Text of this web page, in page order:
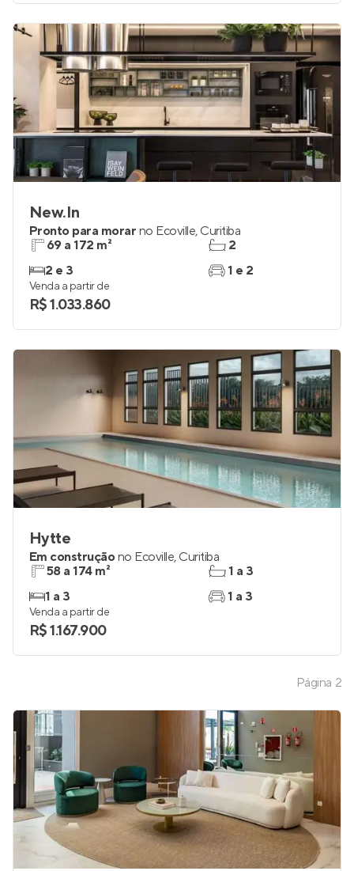
Página 2
New.In
Pronto para morar no Ecoville, Curitiba
69 a 172 m²
2 e 3
2
1 e 2
Venda a partir de
R$ 1.033.860
Hytte
Em construçãono Ecoville, Curitiba
58 a 174 m²
1 a 3
1 a 3
1 a 3
Venda a partir de
R$ 1.167.900